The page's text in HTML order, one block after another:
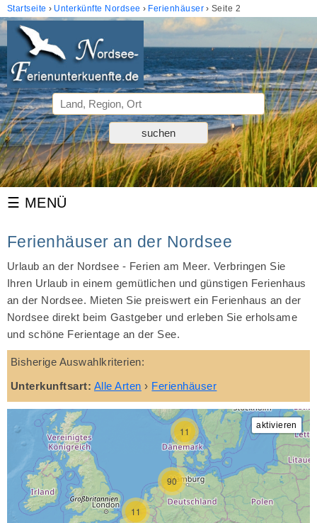
Startseite Unterkünfte Nordsee Ferienhäuser Seite 2
Ferienhäuser an der Nordsee
Urlaub an der Nordsee - Ferien am Meer. Verbringen Sie
Ihren Urlaub in einem gemütlichen und günstigen Ferienhaus
an der Nordsee. Mieten Sie preiswert ein Ferienhaus an der
Nordsee direkt beim Gastgeber und erleben Sie erholsame
und schöne Ferientage an der See.
Bisherige Auswahlkriterien:
Unterkunftsart: Alle Arten › Ferienhäuser
11
11
90